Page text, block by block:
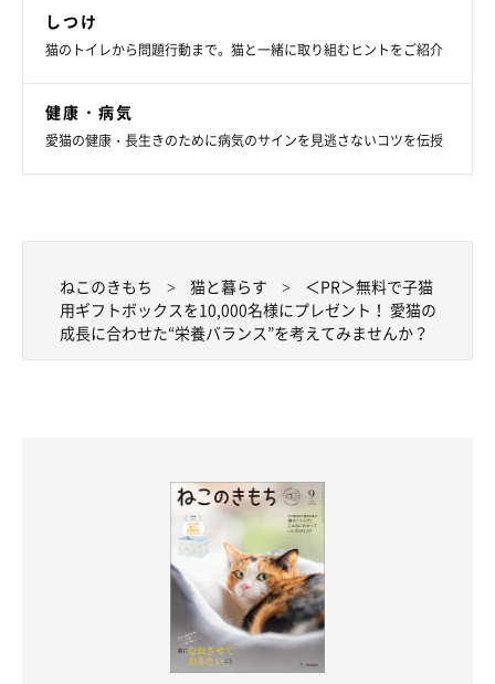
しつけ
猫のトイレから問題行動まで。猫と一緒に取り組むヒントをご紹介
健康・病気
愛猫の健康・長生きのために病気のサインを見逃さないコツを伝授
ねこのきもち 猫と暮らす
＜PR＞無料で子猫
用ギフトボックスを10,000名様にプレゼント！ 愛猫の
成長に合わせた“栄養バランス”を考えてみませんか？